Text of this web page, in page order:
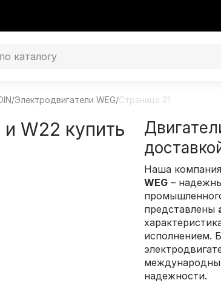
/Электродвигатели WEG/Страница 21
W22 купить
Наша
WEG –
представлены
исполнением.
надежности.